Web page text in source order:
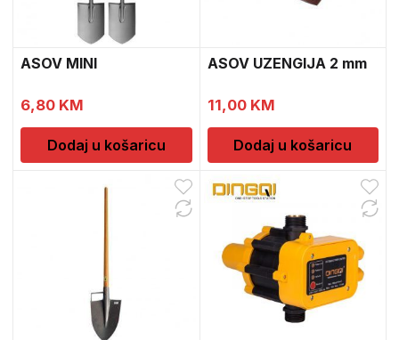
ASOV MINI
6,80 KM
Dodaj u košaricu
ASOV UZENGIJA 2 mm
11,00 KM
Dodaj u košaricu